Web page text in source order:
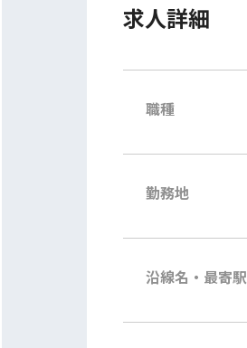
求人詳細
職種
勤務地
沿線名・最寄駅